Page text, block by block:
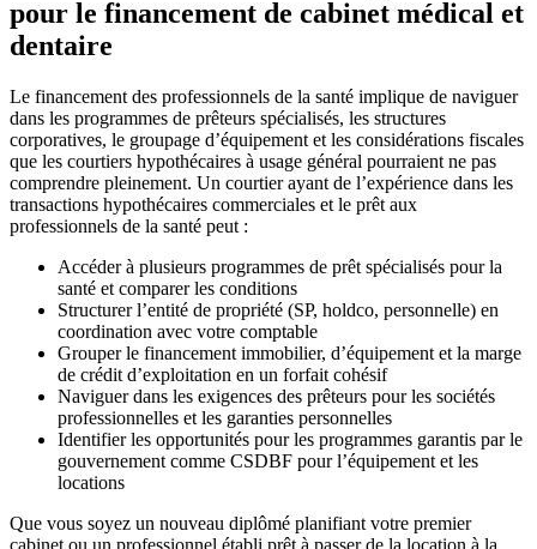
pour le financement de cabinet médical et
dentaire
Le financement des professionnels de la santé implique de naviguer
dans les programmes de prêteurs spécialisés, les structures
corporatives, le groupage d’équipement et les considérations fiscales
que les courtiers hypothécaires à usage général pourraient ne pas
comprendre pleinement. Un courtier ayant de l’expérience dans les
transactions hypothécaires commerciales et le prêt aux
professionnels de la santé peut :
Accéder à plusieurs programmes de prêt spécialisés pour la
santé et comparer les conditions
Structurer l’entité de propriété (SP, holdco, personnelle) en
coordination avec votre comptable
Grouper le financement immobilier, d’équipement et la marge
de crédit d’exploitation en un forfait cohésif
Naviguer dans les exigences des prêteurs pour les sociétés
professionnelles et les garanties personnelles
Identifier les opportunités pour les programmes garantis par le
gouvernement comme CSDBF pour l’équipement et les
locations
Que vous soyez un nouveau diplômé planifiant votre premier
cabinet ou un professionnel établi prêt à passer de la location à la